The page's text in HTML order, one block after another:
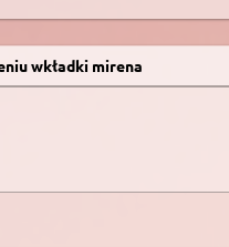
wkładki mirena